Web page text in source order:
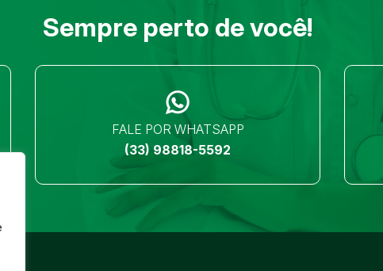
Sempre perto de você!
FALE POR WHATSAPP
(33) 98818-5592